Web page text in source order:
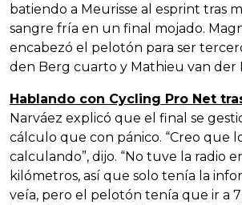
batiendo a Meurisse al esprint tras
sangre fría en un final mojado.
encabezó el pelotón para ser
den Berg cuarto y Mathieu van der
Hablando con Cycling Pro Net
Narváez explicó que el final se
cálculo que con pánico. “Creo que
calculando”, dijo. “No tuve la radio
kilómetros, así que solo tenía la
veía, pero el pelotón tenía que ir a